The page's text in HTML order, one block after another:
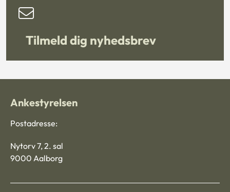
Tilmeld dig nyhedsbrev
Ankestyrelsen
Postadresse:
Nytorv 7, 2. sal
9000 Aalborg